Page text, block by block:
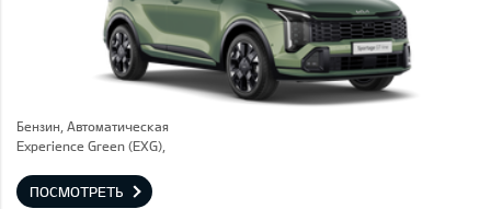
Бензин, Автоматическая
Experience Green (EXG),
ПОСМОТРЕТЬ